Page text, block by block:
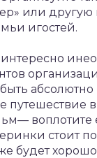
или
игостей.
воплотите
стоит
будет